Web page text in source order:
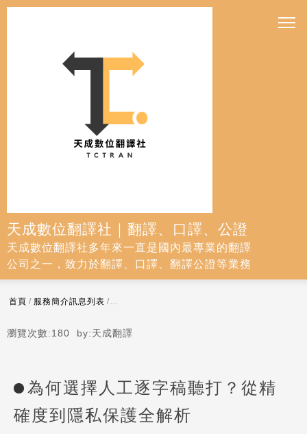
天成數位翻譯社｜翻譯、口譯、公證
天成數位翻譯社多年來一直是國內最專業的翻譯
公司之一，致力於翻譯、口譯、翻譯公證等業務
首頁 / 服務簡介訊息列表 / 為何選擇人工逐字稿聽打？從精確度到隱私保護
瀏覽次數:180 by:天成翻譯
為何選擇人工逐字稿聽打？從精
確度到隱私保護全解析